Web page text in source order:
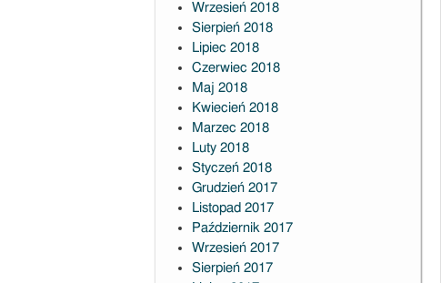
Wrzesień 2018
Sierpień 2018
Lipiec 2018
Czerwiec 2018
Maj 2018
Kwiecień 2018
Marzec 2018
Luty 2018
Styczeń 2018
Grudzień 2017
Listopad 2017
Październik 2017
Wrzesień 2017
Sierpień 2017